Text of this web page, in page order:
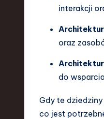
interakcji
oraz
do
Gdy te
co jest